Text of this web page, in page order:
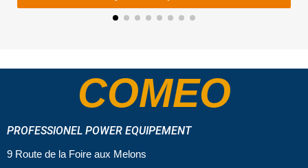
COMEO
PROFESSIONEL POWER EQUIPEMENT
9 Route de la Foire aux Melons